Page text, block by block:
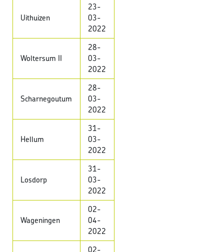
Uithuizen
23-
03-
2022
Woltersum II
28-
03-
2022
Scharnegoutum
28-
03-
2022
Hellum
31-
03-
2022
Losdorp
31-
03-
2022
Wageningen
02-
04-
2022
02-